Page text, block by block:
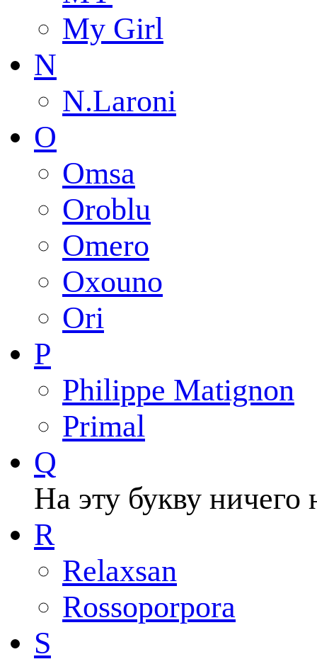
My Girl
N
N.Laroni
O
Omsa
Oroblu
Omero
Oxouno
Ori
P
Philippe Matignon
Primal
Q
На эту букву ничего
R
Relaxsan
Rossoporpora
S